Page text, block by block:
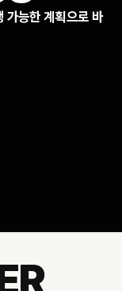
가능한 계획으로 바